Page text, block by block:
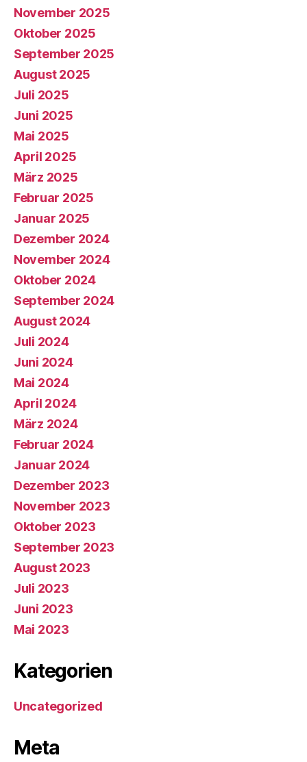
November 2025
Oktober 2025
September 2025
August 2025
Juli 2025
Juni 2025
Mai 2025
April 2025
März 2025
Februar 2025
Januar 2025
Dezember 2024
November 2024
Oktober 2024
September 2024
August 2024
Juli 2024
Juni 2024
Mai 2024
April 2024
März 2024
Februar 2024
Januar 2024
Dezember 2023
November 2023
Oktober 2023
September 2023
August 2023
Juli 2023
Juni 2023
Mai 2023
Kategorien
Uncategorized
Meta